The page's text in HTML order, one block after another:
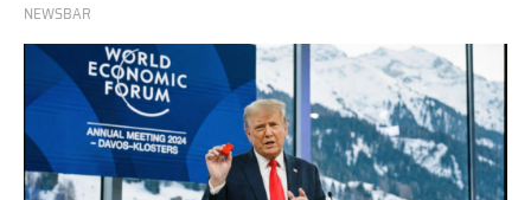
NEWSBAR